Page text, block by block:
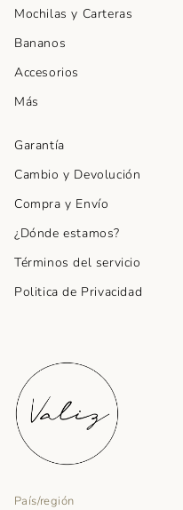
Mochilas y Carteras
Bananos
Accesorios
Más
Garantía
Cambio y Devolución
Compra y Envío
¿Dónde estamos?
Términos del servicio
Politica de Privacidad
País/región